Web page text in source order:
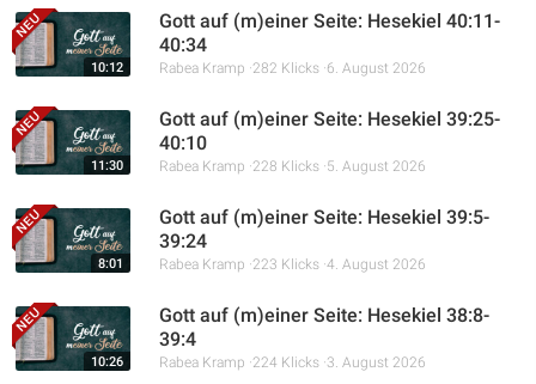
10:12
Gott auf (m)einer Seite: Hesekiel 40:11-
40:34
Rabea Kramp 282 Klicks 6. August 2026
11:30
Gott auf (m)einer Seite: Hesekiel 39:25-
40:10
Rabea Kramp 228 Klicks 5. August 2026
8:01
Gott auf (m)einer Seite: Hesekiel 39:5-
39:24
Rabea Kramp 223 Klicks 4. August 2026
10:26
Gott auf (m)einer Seite: Hesekiel 38:8-
39:4
Rabea Kramp 224 Klicks 3. August 2026